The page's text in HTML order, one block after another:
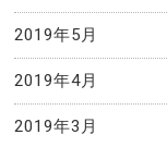
2019年5月
2019年4月
2019年3月